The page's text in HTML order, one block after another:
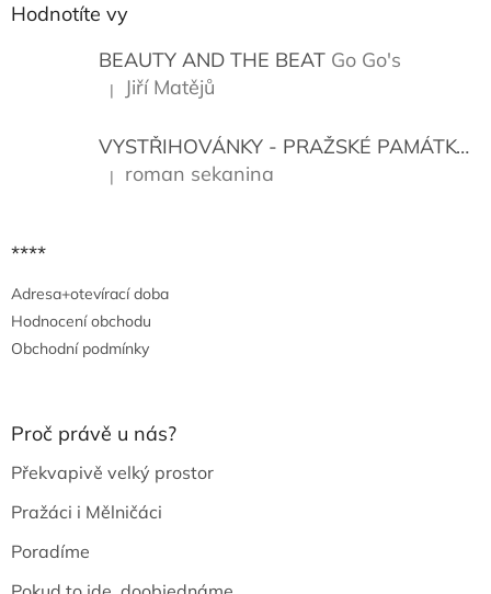
Hodnotíte vy
BEAUTY AND THE BEAT Go Go's
Hodnocení produktu je 5 z 5 hvězdiček.
| Jiří Matějů
VYSTŘIHOVÁNKY - PRAŽSKÉ PAMÁTKY
Hodnocení produktu je 5 z 5 hvězdiček.
| roman sekanina
****
Adresa+otevírací doba
Hodnocení obchodu
Obchodní podmínky
Proč právě u nás?
Překvapivě velký prostor
Pražáci i Mělničáci
Poradíme